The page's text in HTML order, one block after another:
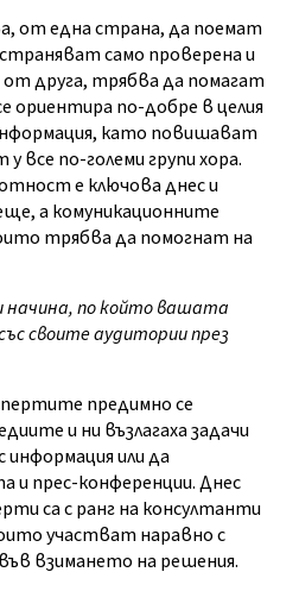
от една страна, да поемат
само проверена и
друга, трябва да помагат
ориентира по-добре в целия
като повишават
все по-големи групи хора.
е ключова днес и
а комуникационните
трябва да помогнат на
начина, по който вашата
своите аудитории през
предимно се
и ни възлагаха задачи
или да
и прес-конференции. Днес
са с ранг на консултанти
участват наравно с
взимането на решения.